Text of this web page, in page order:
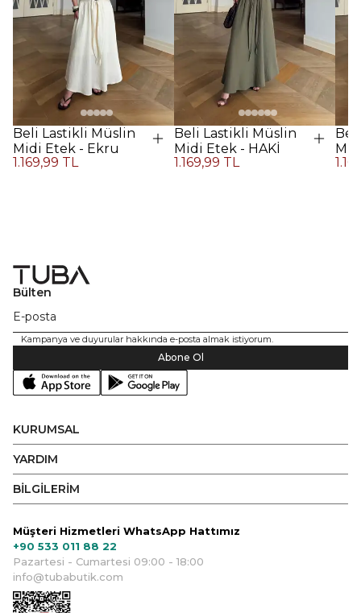
Beli Lastikli Müslin
Midi Etek - Ekru
1.169,99 TL
Beli Lastikli Müslin
Midi Etek - HAKİ
1.169,99 TL
Bülten
Kampanya ve duyurular hakkında e-posta almak istiyorum.
Abone Ol
KURUMSAL
YARDIM
BİLGİLERİM
Müşteri Hizmetleri WhatsApp Hattımız
+90 533 011 88 22
Pazartesi - Cumartesi 09:00 - 18:00
info@tubabutik.com